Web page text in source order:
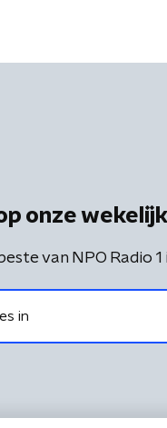
onze
van NPO Radio